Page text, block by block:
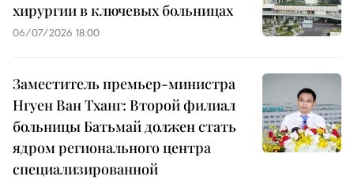
хирургии в ключевых больницах
06/07/2026 18:00
Заместитель премьер-министра
Нгуен Ван Тханг: Второй филиал
больницы Батьмай должен стать
ядром регионального центра
специализированной